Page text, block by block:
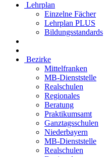
Lehrplan
Einzelne Fächer
Lehrplan PLUS
Bildungsstandards
Bezirke
Mittelfranken
MB-Dienststelle
Realschulen
Regionales
Beratung
Praktikumsamt
Ganztagsschulen
Niederbayern
MB-Dienststelle
Realschulen